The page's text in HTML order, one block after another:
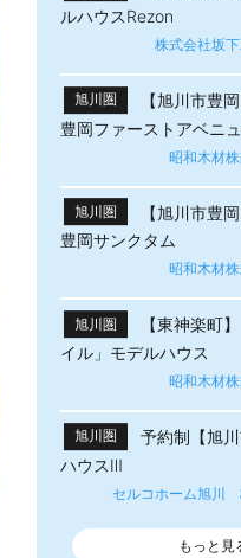
ルハウスRezon
株式会社坂
旭川圏
【旭川市豊
豊岡ファーストアベニ
昭和木材
旭川圏
【旭川市豊
豊岡サンクタム
昭和木材
旭川圏
【東神楽町
イル」モデルハウス
昭和木材
旭川圏
予約制【旭
ハウスⅢ
セルコホーム旭川
もっと見